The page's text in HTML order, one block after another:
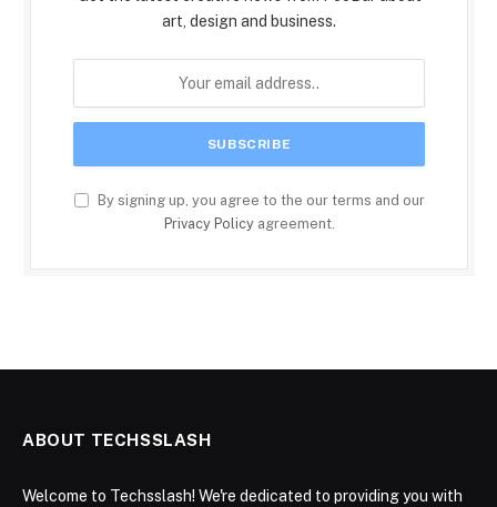
art, design and business.
By signing up, you agree to the our terms and our
Privacy Policyagreement.
ABOUT TECHSSLASH
Welcome to Techsslash! We're dedicated to providing you with